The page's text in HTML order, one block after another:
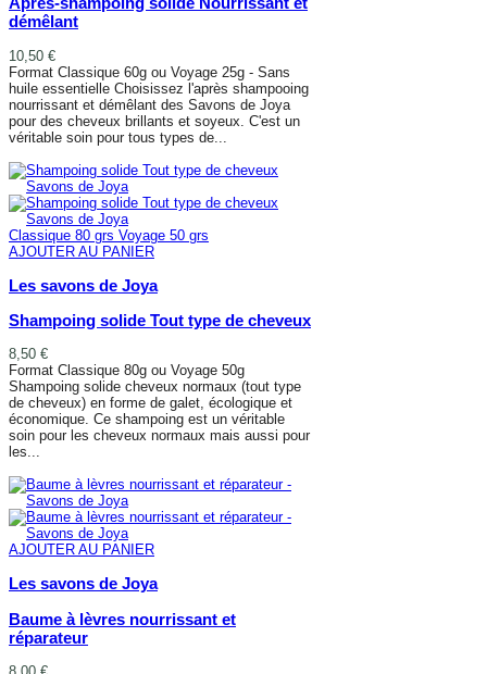
démêlant
10,50 €
Format Classique 60g ou Voyage 25g - Sans
huile essentielle Choisissez l'après shampooing
nourrissant et démêlant des Savons de Joya
pour des cheveux brillants et soyeux. C'est un
véritable soin pour tous types de...
Classique 80 grs Voyage 50 grs
AJOUTER AU PANIER
Les savons de Joya
Shampoing solide Tout type de cheveux
8,50 €
Format Classique 80g ou Voyage 50g
Shampoing solide cheveux normaux (tout type
de cheveux) en forme de galet, écologique et
économique. Ce shampoing est un véritable
soin pour les cheveux normaux mais aussi pour
les...
AJOUTER AU PANIER
Les savons de Joya
Baume à lèvres nourrissant et
réparateur